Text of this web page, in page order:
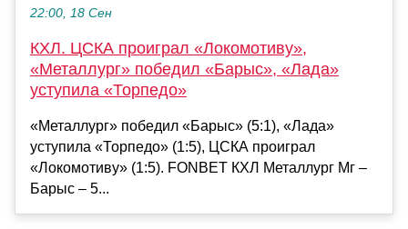
22:00, 18 Сен
КХЛ. ЦСКА проиграл «Локомотиву»,
«Металлург» победил «Барыс», «Лада»
уступила «Торпедо»
«Металлург» победил «Барыс» (5:1), «Лада»
уступила «Торпедо» (1:5), ЦСКА проиграл
«Локомотиву» (1:5). FONBET КХЛ Металлург Мг –
Барыс – 5...